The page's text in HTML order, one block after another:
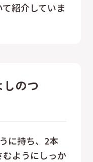
紹介していま
のつ
に持ち、2本
ようにしっか